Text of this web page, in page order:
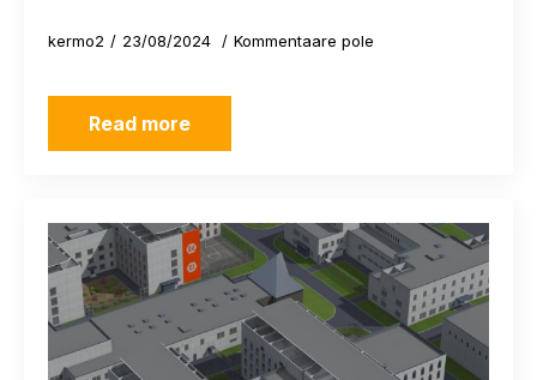
kermo2 23/08/2024 Kommentaare pole
Read more